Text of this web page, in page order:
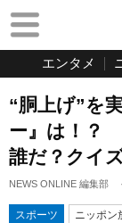
エンタメ
“胴上げ”を
ー』は！？
誰だ？クイ
NEWS ONLINE 編集部
スポーツ ニッポン